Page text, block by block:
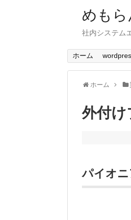
めも
社内システム
ホーム
ホーム
外付け
パイオ